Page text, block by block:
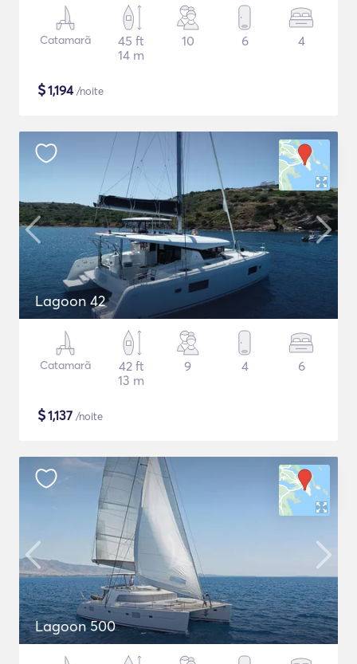
Catamarã
45 ft
14 m
10 6 4
$1,194/noite
Lagoon 42
Catamarã
42 ft
13 m
9 4 6
$1,137 /noite
Lagoon 500